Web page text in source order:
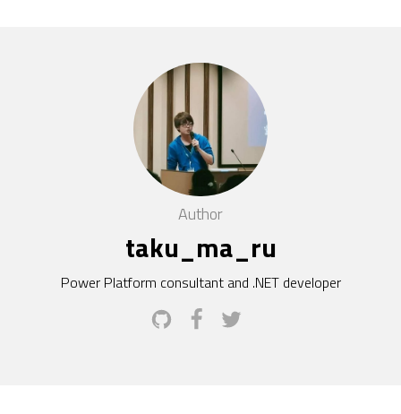
Author
taku_ma_ru
Power Platform consultant and .NET developer